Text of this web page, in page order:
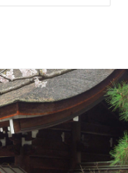
場所であり、大自然に囲
ながら心に残る結婚式を